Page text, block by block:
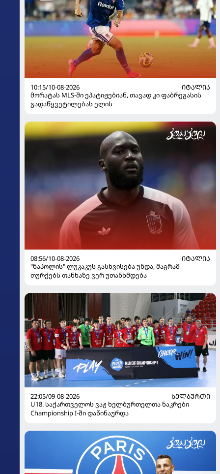
10:15/10-08-2026
ᲘᲢᲐᲚᲘᲐ
მორატას MLS-ში ეპატიჟებიან, თავად კი ფაბრეგასის
გადაწყვეტილებას ელის
08:56/10-08-2026
ᲘᲢᲐᲚᲘᲐ
"ნაპოლის" ლუკაკუს გასხვისება უნდა, მაგრამ
თურქებს თანხაზე ვერ უთანხმდება
22:05/09-08-2026
ᲮᲔᲚᲑᲣᲠᲗᲘ
U18. საქართველოს ვაჟ ხელბურთელთა ნაკრები
Championship I-ში დაწინაურდა